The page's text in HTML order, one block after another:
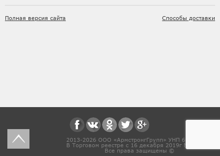
Полная версия сайта Способы доставки
2013-2026 ООО «АрмстронгГрупп» УНП 691831571
В Торговом реестре с 16 декабря 2019г № 468454
Все права защищены ©